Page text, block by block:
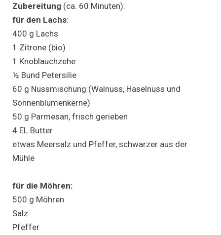
Zubereitung (ca. 60 Minuten):
für den Lachs:
400 g Lachs
1 Zitrone (bio)
1 Knoblauchzehe
½ Bund Petersilie
60 g Nussmischung (Walnuss, Haselnuss und
Sonnenblumenkerne)
50 g Parmesan, frisch gerieben
4 EL Butter
etwas Meersalz und Pfeffer, schwarzer aus der
Mühle
für die Möhren:
500 g Möhren
Salz
Pfeffer